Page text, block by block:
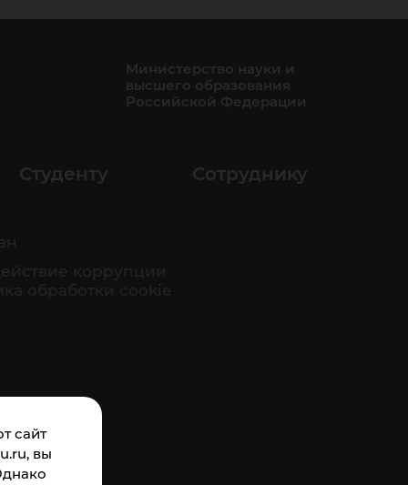
сайт
вы
Министерство науки и
высшего образования
Российской Федерации
Студенту Сотруднику